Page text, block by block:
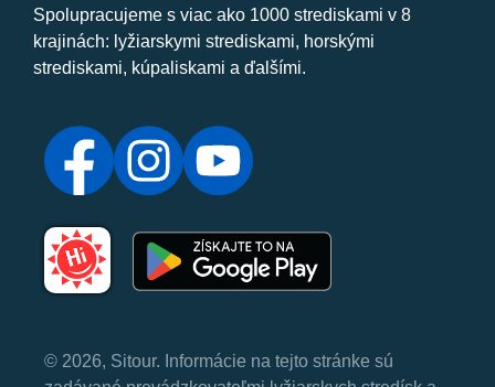
Spolupracujeme s viac ako 1000 strediskami v 8
krajinách: lyžiarskymi strediskami, horskými
strediskami, kúpaliskami a ďalšími.
© 2026, Sitour. Informácie na tejto stránke sú